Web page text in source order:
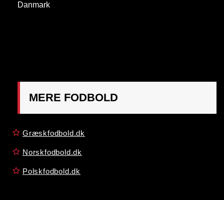
Danmark
MERE FODBOLD
Græskfodbold.dk
Norskfodbold.dk
Polskfodbold.dk